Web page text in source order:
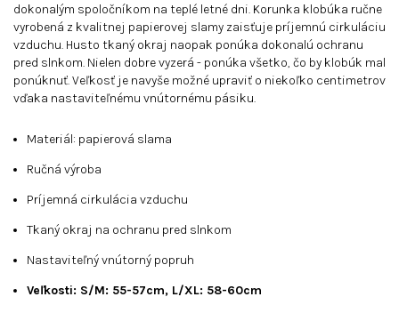
dokonalým spoločníkom na teplé letné dni. Korunka klobúka ručne
vyrobená z kvalitnej papierovej slamy zaisťuje príjemnú cirkuláciu
vzduchu. Husto tkaný okraj naopak ponúka dokonalú ochranu
pred slnkom. Nielen dobre vyzerá - ponúka všetko, čo by klobúk mal
ponúknuť. Veľkosť je navyše možné upraviť o niekoľko centimetrov
vďaka nastaviteľnému vnútornému pásiku.
Materiál: papierová slama
Ručná výroba
Príjemná cirkulácia vzduchu
Tkaný okraj na ochranu pred slnkom
Nastaviteľný vnútorný popruh
Veľkosti: S/M: 55-57cm, L/XL: 58-60cm